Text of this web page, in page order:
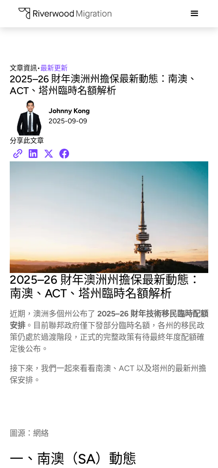
文章資訊•最新更新
2025–26 財年澳洲州擔保最新動態：南澳、
ACT、塔州臨時名額解析
Johnny Kong
2025-09-09
分享此文章
2025–26 財年澳洲州擔保最新動態：
南澳、ACT、塔州臨時名額解析
近期，澳洲多個州公布了 2025–26 財年技術移民臨時配額
安排 。目前聯邦政府僅下發部分臨時名額，各州的移民政
策仍處於過渡階段，正式的完整政策有待最終年度配額確
定後公布。
接下來，我們一起來看看南澳、ACT 以及塔州的最新州擔
保安排。
圖源：網絡
一、南澳（SA）動態